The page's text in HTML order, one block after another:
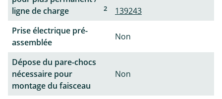
ligne de charge
2
139243
Prise électrique pré-
assemblée
Non
Dépose du pare-chocs
nécessaire pour
montage du faisceau
Non